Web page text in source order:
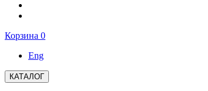
Корзина 0
Eng
КАТАЛОГ